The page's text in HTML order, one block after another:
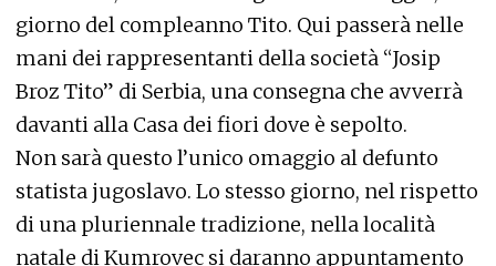
giorno del compleanno Tito. Qui passerà nelle
mani dei rappresentanti della società “Josip
Broz Tito” di Serbia, una consegna che avverrà
davanti alla Casa dei fiori dove è sepolto.
Non sarà questo l’unico omaggio al defunto
statista jugoslavo. Lo stesso giorno, nel rispetto
di una pluriennale tradizione, nella località
natale di Kumrovec si daranno appuntamento